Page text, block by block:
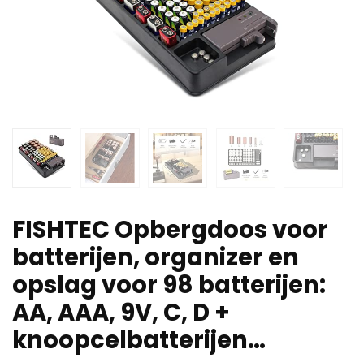
FISHTEC Opbergdoos voor
batterijen, organizer en
opslag voor 98 batterijen:
AA, AAA, 9V, C, D +
knoopcelbatterijen…